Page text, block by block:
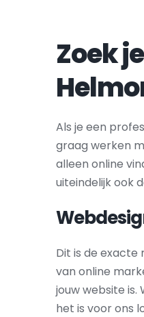
Als je een
graag werken
alleen online
uiteindelijk ook
Dit is de exacte
van online
jouw website
het is voor ons